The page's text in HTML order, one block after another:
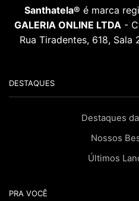
Santhatela® é marca
GALERIA ONLINE LTDA -
Rua Tiradentes, 618, Sala
DESTAQUES
Destaques
Nossos
Últimos
PRA VOCÊ